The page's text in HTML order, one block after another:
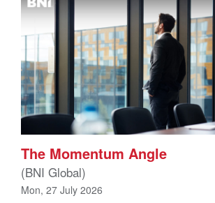
The Momentum Angle
(BNI Global)
Mon, 27 July 2026